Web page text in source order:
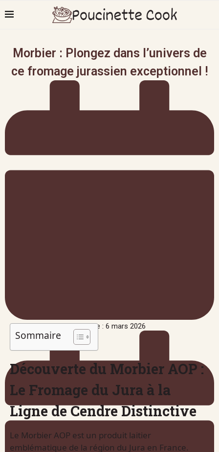
Morbier : Plongez dans l’univers de
ce fromage jurassien exceptionnel !
Publié le : 6 mars 2026
Sommaire
Découverte du Morbier AOP :
Le Fromage du Jura à la
Ligne de Cendre Distinctive
Le Morbier AOP est un produit laitier
emblématique de la région du Jura en France.